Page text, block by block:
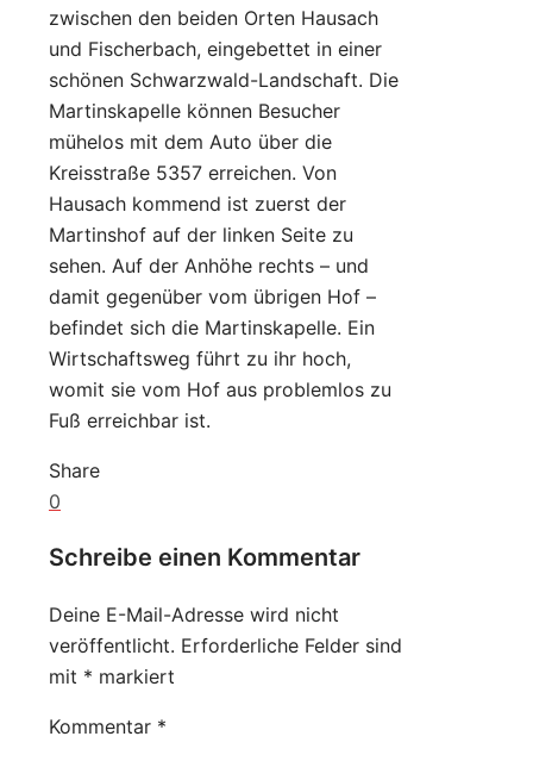
zwischen den beiden Orten Hausach
und Fischerbach, eingebettet in einer
schönen Schwarzwald-Landschaft. Die
Martinskapelle können Besucher
mühelos mit dem Auto über die
Kreisstraße 5357 erreichen. Von
Hausach kommend ist zuerst der
Martinshof auf der linken Seite zu
sehen. Auf der Anhöhe rechts – und
damit gegenüber vom übrigen Hof –
befindet sich die Martinskapelle. Ein
Wirtschaftsweg führt zu ihr hoch,
womit sie vom Hof aus problemlos zu
Fuß erreichbar ist.
Share
0
Schreibe einen Kommentar
Deine E-Mail-Adresse wird nicht
veröffentlicht. Erforderliche Felder sind
mit * markiert
Kommentar *